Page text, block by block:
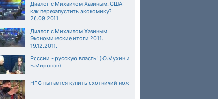
Диалог с Михаилом Хазиным. США:
как перезапустить экономику?
26.09.2011.
Диалог с Михаилом Хазиным.
Экономические итоги 2011.
19.12.2011.
России - русскую власть! (Ю.Мухин и
Б.Миронов)
НПС пытается купить охотничий нож